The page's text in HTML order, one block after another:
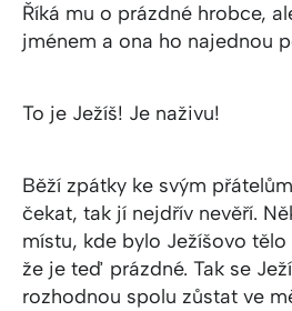
Říká mu o prázdné hrobce,
jménem a ona ho najednou
To je Ježíš! Je naživu!
Běží zpátky ke svým
čekat, tak jí nejdřív nevěří.
místu, kde bylo Ježíšovo
že je teď prázdné. Tak se
rozhodnou spolu zůstat ve